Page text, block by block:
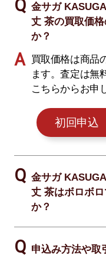
金サガ
丈 茶の買取価
か？
買取価格は商品
ます。査定は無
こちらからお申
初回申込
金サガ
丈 茶はボロボ
か？
申込み方法や取